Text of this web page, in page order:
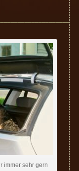
immer sehr gern